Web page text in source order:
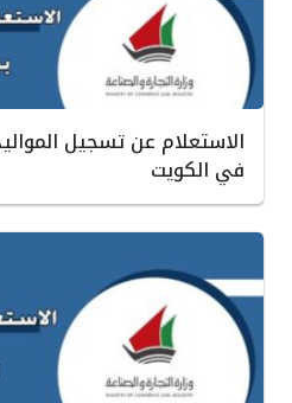
الاستعلام عن تسجيل
في الكويت